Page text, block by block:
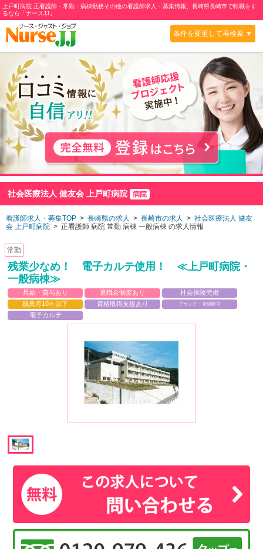
上戸町病院 正看護師・常勤・病棟勤務その他の看護師求人・募集情報、長崎県長崎市で転職をす
るなら「ナースJJ」
条件を変更して再検索 ▼
社会医療法人 健友会 上戸町病院 病院
看護師求人・募集TOP > 長崎県の求人 > 長崎市の求人 > 社会医療法人 健友
会 上戸町病院 > 正看護師 病院 常勤 病棟 一般病棟 の求人情報
常勤
残業少なめ！ 電子カルテ使用！ ≪上戸町病院・
一般病棟≫
昇給・賞与あり 退職金制度あり
社会保険完備
残業月10ｈ以下
資格取得支援あり ブランク・未経験可
電子カルテ